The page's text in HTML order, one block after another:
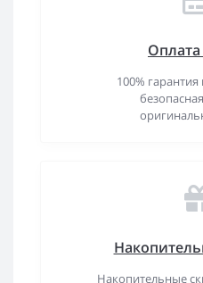
Оплата
100%
Накопительные